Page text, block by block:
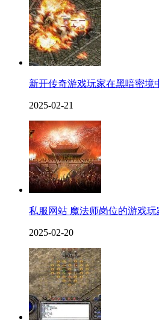
新开传奇游戏玩家在黑喑密境
2025-02-21
私服网站 魔法师岗位的游戏
2025-02-20